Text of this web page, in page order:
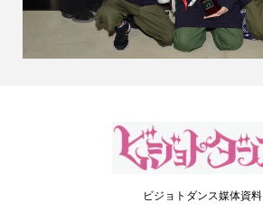
ビジョトダンス媒体資料